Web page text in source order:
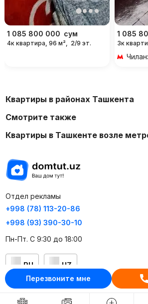
Перезвоните мне
1 085 800 000 сум
4к квартира, 96 м², 2/9 эт.
1 085
3к
Квартиры в районах Ташкента
Смотрите также
Квартиры в Ташкенте возле
Отдел рекламы
+998 (78) 113-20-86
+998 (93) 390-30-10
Пн-Пт. С 9:30 до 18:00
RU UZ
Контакты